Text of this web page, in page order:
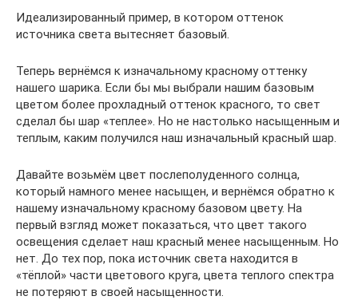
Идеализированный пример, в котором оттенок
источника света вытесняет базовый.
Теперь вернёмся к изначальному красному оттенку
нашего шарика. Если бы мы выбрали нашим базовым
цветом более прохладный оттенок красного, то свет
сделал бы шар «теплее». Но не настолько насыщенным и
теплым, каким получился наш изначальный красный шар.
Давайте возьмём цвет послеполуденного солнца,
который намного менее насыщен, и вернёмся обратно к
нашему изначальному красному базовом цвету. На
первый взгляд может показаться, что цвет такого
освещения сделает наш красный менее насыщенным. Но
нет. До тех пор, пока источник света находится в
«‎тёплой» части цветового круга, цвета теплого спектра
не потеряют в своей насыщенности.